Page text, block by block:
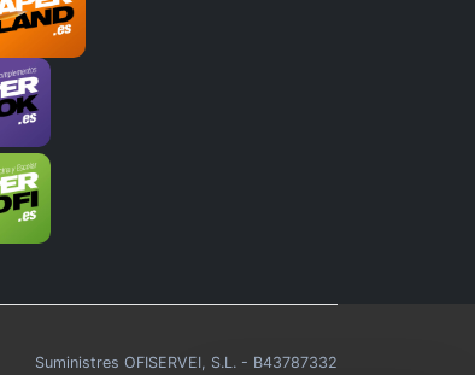
Suministres OFISERVEI, S.L. - B43787332